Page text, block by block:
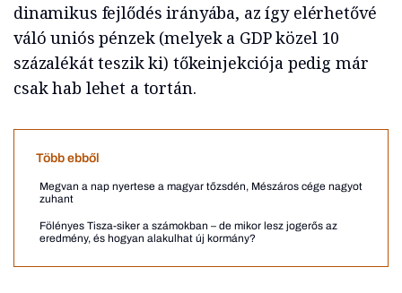
dinamikus fejlődés irányába, az így elérhetővé
váló uniós pénzek (melyek a GDP közel 10
százalékát teszik ki) tőkeinjekciója pedig már
csak hab lehet a tortán.
Több ebből
Megvan a nap nyertese a magyar tőzsdén, Mészáros cége nagyot
zuhant
Fölényes Tisza-siker a számokban – de mikor lesz jogerős az
eredmény, és hogyan alakulhat új kormány?